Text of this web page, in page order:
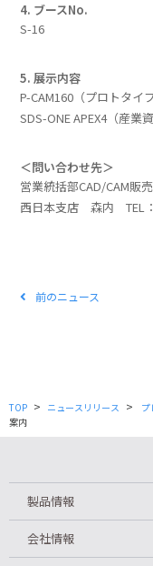
4. ブースNo.
S-16
5. 展示内容
P-CAM160（プロトタイ
SDS-ONE APEX4（産業
＜問い合わせ先＞
営業統括部CAD/CAM
西日本支店 森内 TEL
前のニュース
TOP > ニュースリリース > プ
案内
製品情報
会社情報